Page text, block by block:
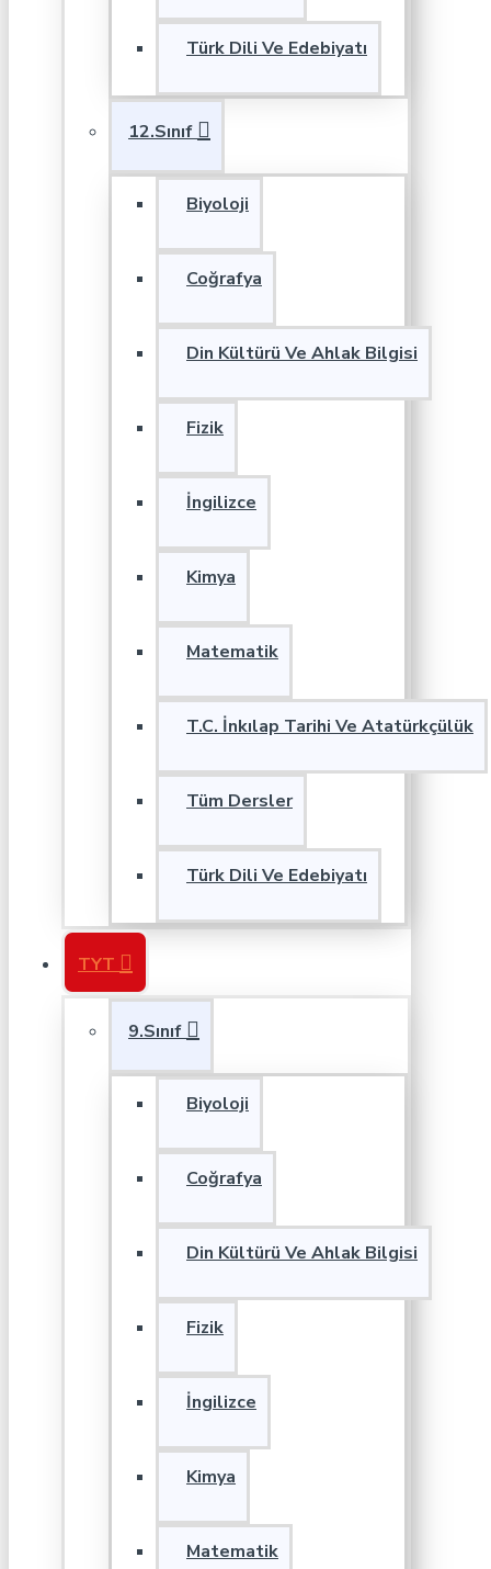
Türk Dili Ve Edebiyatı
12.Sınıf
Biyoloji
Coğrafya
Din Kültürü Ve Ahlak Bilgisi
Fizik
İngilizce
Kimya
Matematik
T.C. İnkılap Tarihi Ve Atatürkçülük
Tüm Dersler
Türk Dili Ve Edebiyatı
TYT
9.Sınıf
Biyoloji
Coğrafya
Din Kültürü Ve Ahlak Bilgisi
Fizik
İngilizce
Kimya
Matematik